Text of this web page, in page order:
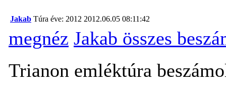
Jakab Túra éve: 2012 2012.06.05 08:11:42
megnéz Jakab összes
Trianon emléktúra